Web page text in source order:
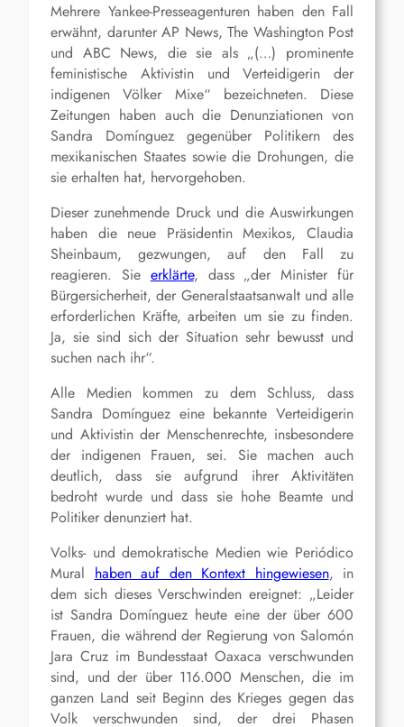
Mehrere Yankee-Presseagenturen haben den Fall
erwähnt, darunter AP News, The Washington Post
und ABC News, die sie als „(…) prominente
feministische Aktivistin und Verteidigerin der
indigenen Völker Mixe“ bezeichneten. Diese
Zeitungen haben auch die Denunziationen von
Sandra Domínguez gegenüber Politikern des
mexikanischen Staates sowie die Drohungen, die
sie erhalten hat, hervorgehoben.
Dieser zunehmende Druck und die Auswirkungen
haben die neue Präsidentin Mexikos, Claudia
Sheinbaum, gezwungen, auf den Fall zu
reagieren. Sie erklärte, dass „der Minister für
Bürgersicherheit, der Generalstaatsanwalt und alle
erforderlichen Kräfte, arbeiten um sie zu finden.
Ja, sie sind sich der Situation sehr bewusst und
suchen nach ihr“.
Alle Medien kommen zu dem Schluss, dass
Sandra Domínguez eine bekannte Verteidigerin
und Aktivistin der Menschenrechte, insbesondere
der indigenen Frauen, sei. Sie machen auch
deutlich, dass sie aufgrund ihrer Aktivitäten
bedroht wurde und dass sie hohe Beamte und
Politiker denunziert hat.
Volks- und demokratische Medien wie Periódico
Mural haben auf den Kontext hingewiesen, in
dem sich dieses Verschwinden ereignet: „Leider
ist Sandra Domínguez heute eine der über 600
Frauen, die während der Regierung von Salomón
Jara Cruz im Bundesstaat Oaxaca verschwunden
sind, und der über 116.000 Menschen, die im
ganzen Land seit Beginn des Krieges gegen das
Volk verschwunden sind, der drei Phasen